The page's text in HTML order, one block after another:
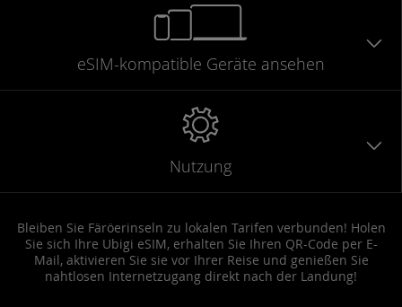
eSIM-kompatible Geräte ansehen
Nutzung
Bleiben Sie Färöerinseln zu lokalen Tarifen verbunden! Holen
Sie sich Ihre Ubigi eSIM, erhalten Sie Ihren QR-Code per E-
Mail, aktivieren Sie sie vor Ihrer Reise und genießen Sie
nahtlosen Internetzugang direkt nach der Landung!